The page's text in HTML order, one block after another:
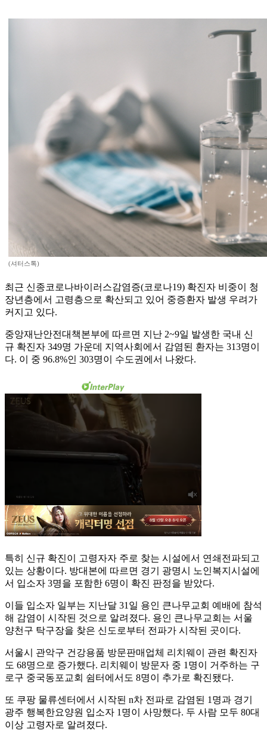
(셔터스톡)
최근 신종코로나바이러스감염증(코로나19) 확진자 비중이 청
장년층에서 고령층으로 확산되고 있어 중증환자 발생 우려가
커지고 있다.
중앙재난안전대책본부에 따르면 지난 2~9일 발생한 국내 신
규 확진자 349명 가운데 지역사회에서 감염된 환자는 313명이
다. 이 중 96.8%인 303명이 수도권에서 나왔다.
특히 신규 확진이 고령자자 주로 찾는 시설에서 연쇄전파되고
있는 상황이다. 방대본에 따르면 경기 광명시 노인복지시설에
서 입소자 3명을 포함한 6명이 확진 판정을 받았다.
이들 입소자 일부는 지난달 31일 용인 큰나무교회 예배에 참석
해 감염이 시작된 것으로 알려졌다. 용인 큰나무교회는 서울
양천구 탁구장을 찾은 신도로부터 전파가 시작된 곳이다.
서울시 관악구 건강용품 방문판매업체 리치웨이 관련 확진자
도 68명으로 증가했다. 리치웨이 방문자 중 1명이 거주하는 구
로구 중국동포교회 쉼터에서도 8명이 추가로 확진됐다.
또 쿠팡 물류센터에서 시작된 n차 전파로 감염된 1명과 경기
광주 행복한요양원 입소자 1명이 사망했다. 두 사람 모두 80대
이상 고령자로 알려졌다.